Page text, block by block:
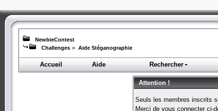
NewbieContest
Challenges » Aide Stéganographie
Accueil Aide Rechercher
Attention !
Seuls les membres inscrits
Merci de vous connecter ci-